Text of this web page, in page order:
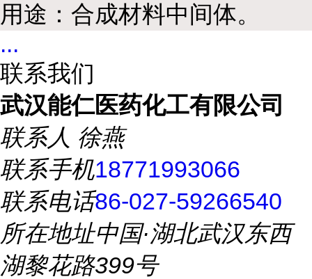
用途：合成材料中间体。
...
联系我们
武汉能仁医药化工有限公司
联系人 徐燕
联系手机18771993066
联系电话86-027-59266540
所在地址中国·湖北武汉东西
湖黎花路399号